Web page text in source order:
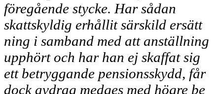
föregående stycke. Har sådan
skattskyldig erhållit särskild ersätt­
ning i samband med att anställning
upphört och har han ej skaffat sig
ett betryggande pensionsskydd, får
dock avdrag medges med högre be­